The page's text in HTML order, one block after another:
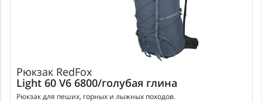
Рюкзак RedFox
Light 60 V6 6800/голубая глина
Рюкзак для пеших, горных и лыжных походов.